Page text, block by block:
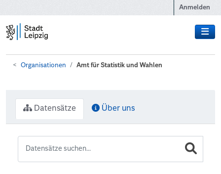
Anmelden
Organisationen Amt für Statistik und Wahlen
Datensätze Über uns